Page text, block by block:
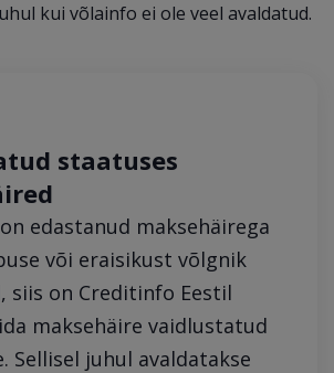
kui võlainfo ei ole veel avaldatud.
staatuses
edastanud maksehäirega
või eraisikust võlgnik
siis on Creditinfo Eestil
maksehäire vaidlustatud
Sellisel juhul avaldatakse